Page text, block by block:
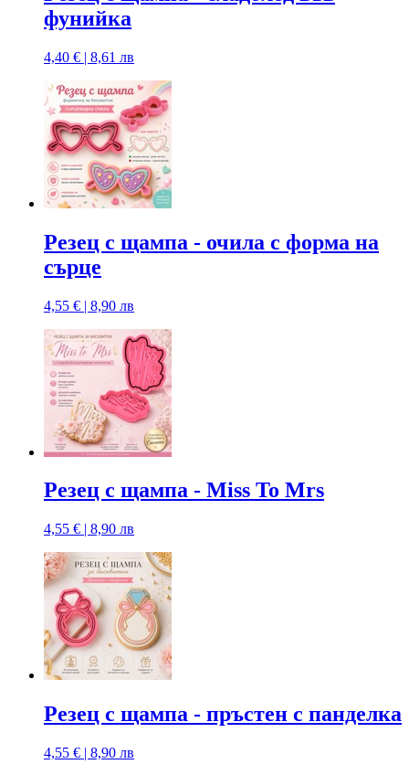
фунийка
4,40 € | 8,61 лв
Резец с щампа - очила с форма на
сърце
4,55 € | 8,90 лв
Резец с щампа - Miss To Mrs
4,55 € | 8,90 лв
Резец с щампа - пръстен с панделка
4,55 € | 8,90 лв